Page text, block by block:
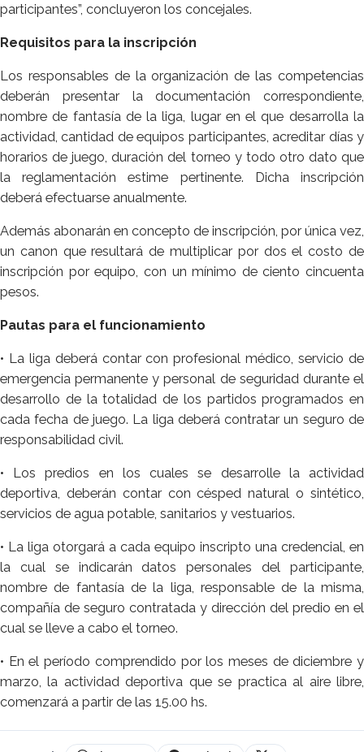
participantes”, concluyeron los concejales.
Requisitos para la inscripción
Los responsables de la organización de las competencias
deberán presentar la documentación correspondiente,
nombre de fantasía de la liga, lugar en el que desarrolla la
actividad, cantidad de equipos participantes, acreditar días y
horarios de juego, duración del torneo y todo otro dato que
la reglamentación estime pertinente. Dicha inscripción
deberá efectuarse anualmente.
Además abonarán en concepto de inscripción, por única vez,
un canon que resultará de multiplicar por dos el costo de
inscripción por equipo, con un mínimo de ciento cincuenta
pesos.
Pautas para el funcionamiento
• La liga deberá contar con profesional médico, servicio de
emergencia permanente y personal de seguridad durante el
desarrollo de la totalidad de los partidos programados en
cada fecha de juego. La liga deberá contratar un seguro de
responsabilidad civil.
• Los predios en los cuales se desarrolle la actividad
deportiva, deberán contar con césped natural o sintético,
servicios de agua potable, sanitarios y vestuarios.
• La liga otorgará a cada equipo inscripto una credencial, en
la cual se indicarán datos personales del participante,
nombre de fantasía de la liga, responsable de la misma,
compañía de seguro contratada y dirección del predio en el
cual se lleve a cabo el torneo.
• En el período comprendido por los meses de diciembre y
marzo, la actividad deportiva que se practica al aire libre,
comenzará a partir de las 15.00 hs.